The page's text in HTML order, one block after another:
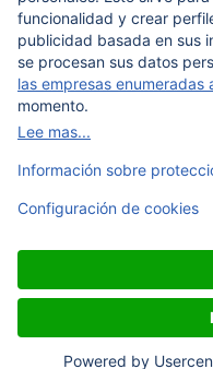
Boletín de noticias
Protección de datos
Términos y condiciones
Aviso legal